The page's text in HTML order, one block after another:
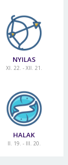
NYILAS
XI. 22. - XII. 21.
HALAK
II. 19. - III. 20.